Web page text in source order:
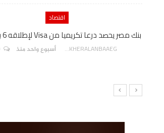
اقتصاد
بنك مصر يحصد درعا تكريميا من Visa لإطلاقه 6 بطاقات…
AKHERALANBAAEG أسبوع واحد منذ